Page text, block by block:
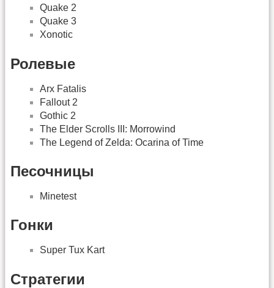
Quake 2
Quake 3
Xonotic
Ролевые
Arx Fatalis
Fallout 2
Gothic 2
The Elder Scrolls III: Morrowind
The Legend of Zelda: Ocarina of Time
Песочницы
Minetest
Гонки
Super Tux Kart
Стратегии